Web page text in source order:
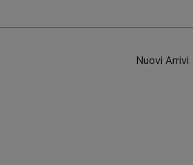
Nuovi Arrivi